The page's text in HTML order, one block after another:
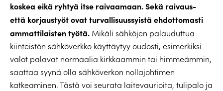
koskea eikä ryhtyä itse raivaamaan. Sekä raivaus-
että korjaustyöt ovat turvallisuussyistä ehdottomasti
ammattilaisten työtä. Mikäli sähköjen palauduttua
kiinteistön sähköverkko käyttäytyy oudosti, esimerkiksi
valot palavat normaalia kirkkaammin tai himmeämmin,
saattaa syynä olla sähköverkon nollajohtimen
katkeaminen. Tästä voi seurata laitevaurioita, tulipalo ja